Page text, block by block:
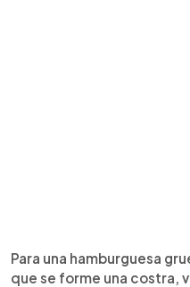
Para una hamburguesa
que se forme una costra,